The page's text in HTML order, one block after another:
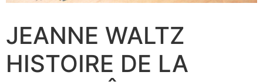
JEANNE WALTZ
HISTOIRE DE LA